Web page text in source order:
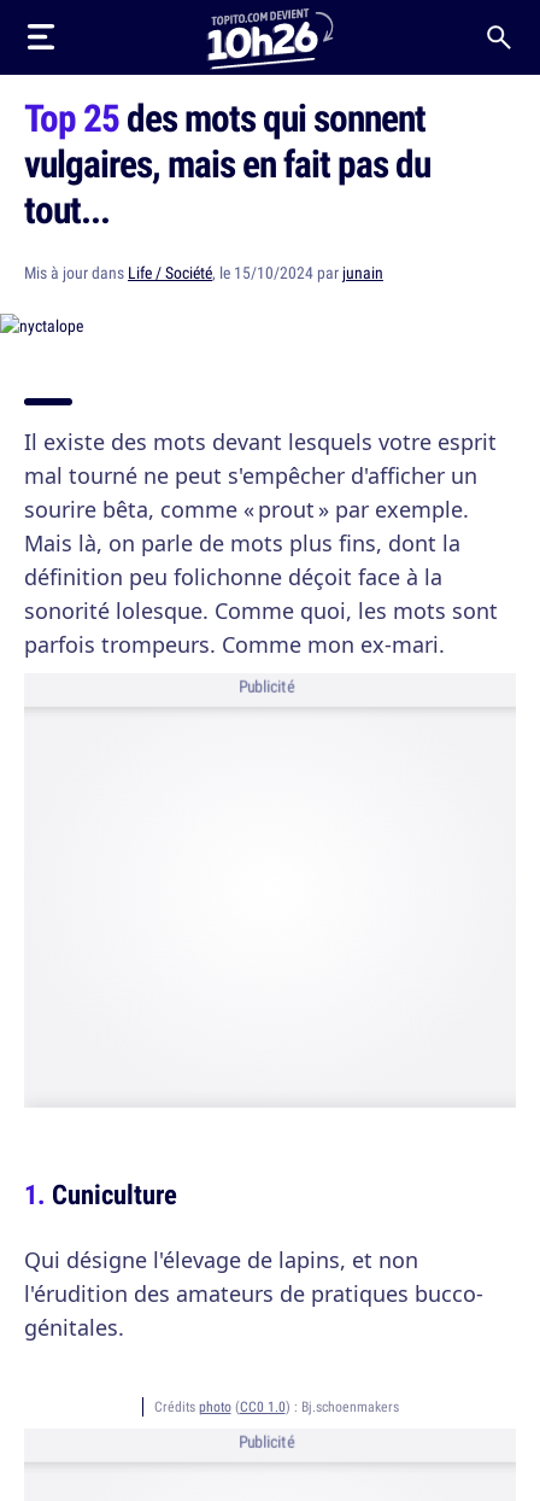
Top 25des mots qui sonnent
vulgaires, mais en fait pas du
tout...
Mis à jour dans Life / Société, le 15/10/2024 par junain
Il existe des mots devant lesquels votre esprit
mal tourné ne peut s'empêcher d'afficher un
sourire bêta, comme « prout » par exemple.
Mais là, on parle de mots plus fins, dont la
définition peu folichonne déçoit face à la
sonorité lolesque. Comme quoi, les mots sont
parfois trompeurs. Comme mon ex-mari.
Publicité
Cuniculture
Qui désigne l'élevage de lapins, et non
l'érudition des amateurs de pratiques bucco-
génitales.
Crédits photo(CC0 1.0) : Bj.schoenmakers
Publicité